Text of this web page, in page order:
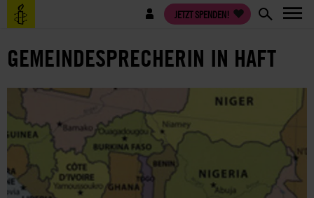
Direkt
zum
Benutzermenü JETZT SPENDEN!
GEMEINDESPRECHERIN IN HAFT